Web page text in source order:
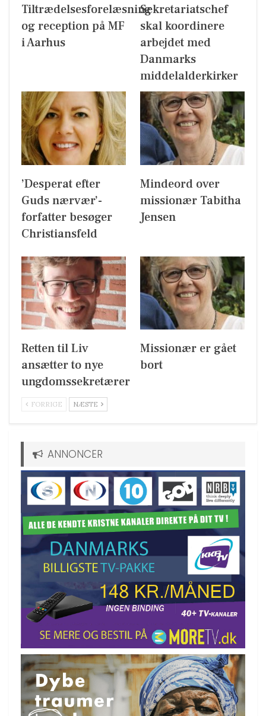
Tiltrædelsesforelæsning
og reception på MF
i Aarhus
Sekretariatschef
skal koordinere
arbejdet med
Danmarks
middelalderkirker
’Desperat efter
Guds nærvær’-
forfatter besøger
Christiansfeld
Mindeord over
missionær Tabitha
Jensen
Retten til Liv
ansætter to nye
ungdomssekretærer
Missionær er gået
bort
FORRIGE NÆSTE
ANNONCER